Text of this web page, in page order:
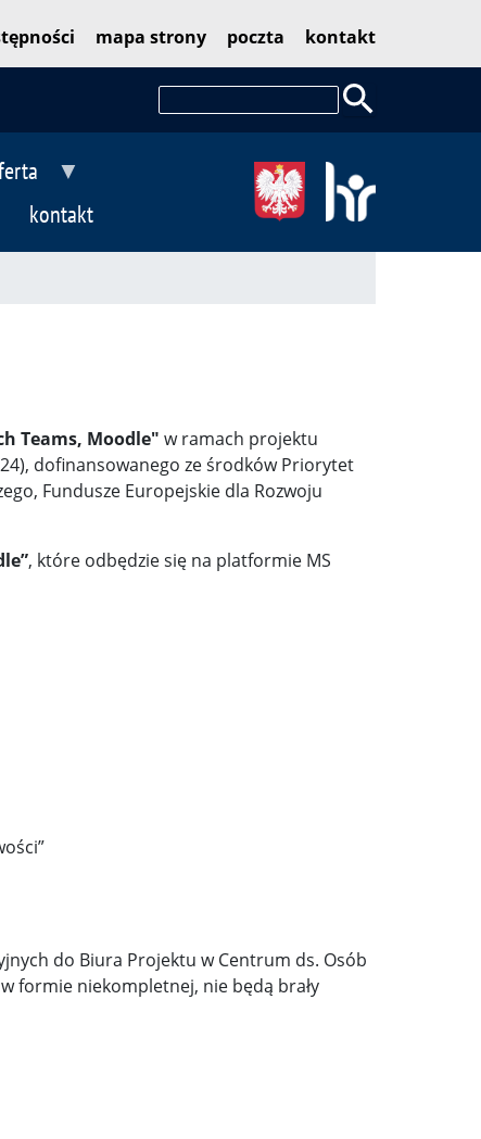
Pasek
dostępności
mapa strony poczta kontakt
Szukaj
kontakt
Teams, Moodle" w ramach projektu
dofinansowanego ze środków Priorytet
Fundusze Europejskie dla Rozwoju
, które odbędzie się na platformie MS
do Biura Projektu w Centrum ds. Osób
formie niekompletnej, nie będą brały